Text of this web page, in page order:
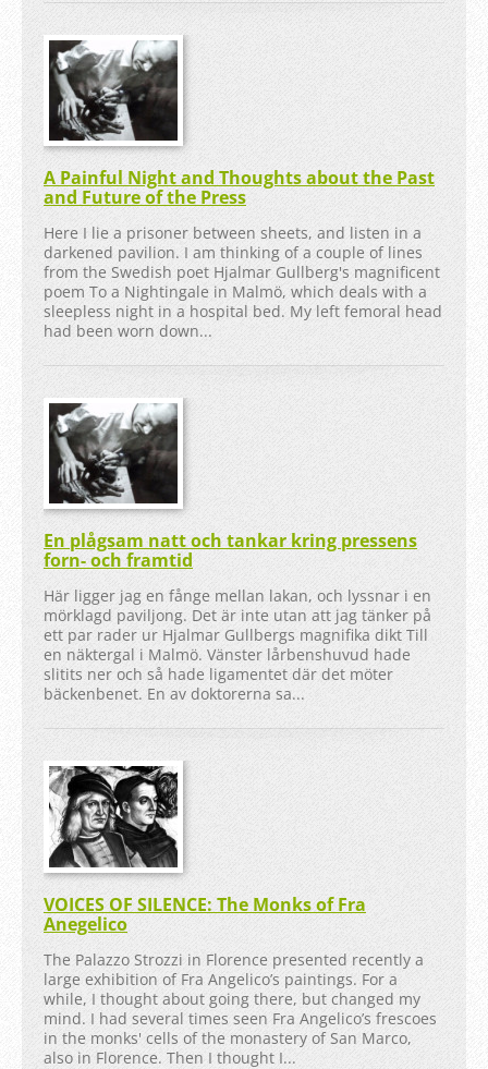
A Painful Night and Thoughts about the Past
and Future of the Press
Here I lie a prisoner between sheets, and listen in a
darkened pavilion. I am thinking of a couple of lines
from the Swedish poet Hjalmar Gullberg's magnificent
poem To a Nightingale in Malmö, which deals with a
sleepless night in a hospital bed. My left femoral head
had been worn down...
En plågsam natt och tankar kring pressens
forn- och framtid
Här ligger jag en fånge mellan lakan, och lyssnar i en
mörklagd paviljong. Det är inte utan att jag tänker på
ett par rader ur Hjalmar Gullbergs magnifika dikt Till
en näktergal i Malmö. Vänster lårbenshuvud hade
slitits ner och så hade ligamentet där det möter
bäckenbenet. En av doktorerna sa...
VOICES OF SILENCE: The Monks of Fra
Anegelico
The Palazzo Strozzi in Florence presented recently a
large exhibition of Fra Angelico’s paintings. For a
while, I thought about going there, but changed my
mind. I had several times seen Fra Angelico’s frescoes
in the monks' cells of the monastery of San Marco,
also in Florence. Then I thought I...